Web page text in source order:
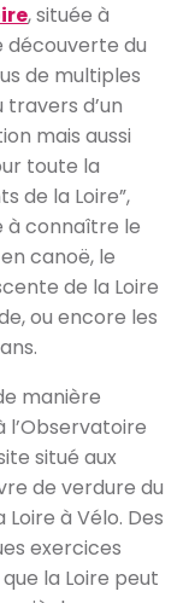
, située à
découverte du
de multiples
d’un
mais aussi
toute la
de la Loire”,
à connaître le
canoë, le
de la Loire
ou encore les
manière
l’Observatoire
situé aux
de verdure du
à Vélo. Des
exercices
la Loire peut